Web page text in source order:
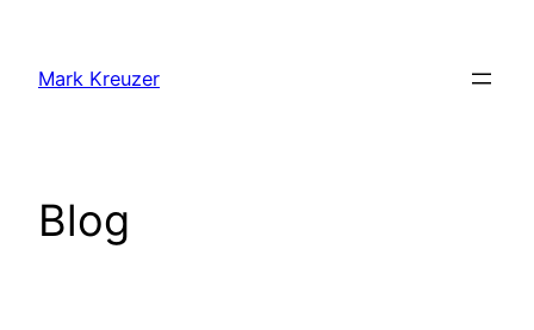
springen
Mark Kreuzer
Blog